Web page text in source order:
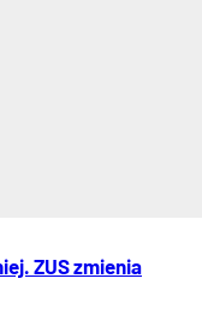
ZUS zmienia